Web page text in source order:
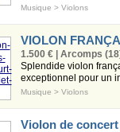
Musique > Violons
VIOLON
1.500 € | Arcomps
Splendide violon
exceptionnel pour un
Musique > Violons
Violon de